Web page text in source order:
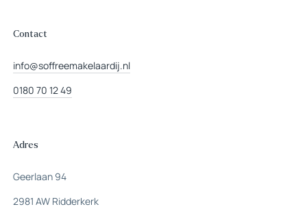
Contact
info@soffreemakelaardij.nl
0180 70 12 49
Adres
Geerlaan 94
2981 AW Ridderkerk